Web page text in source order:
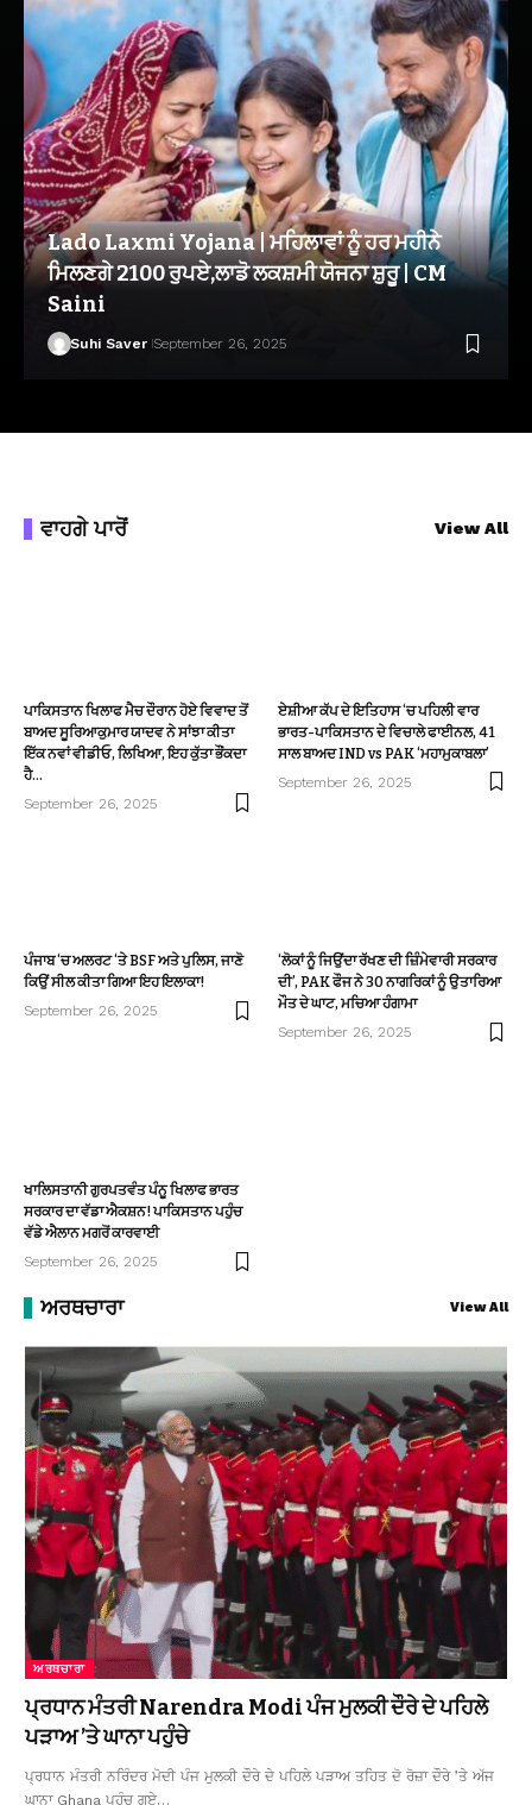
Lado Laxmi Yojana | ਮਹਿਲਾਵਾਂ ਨੂੰ ਹਰ ਮਹੀਨੇ
ਮਿਲਣਗੇ 2100 ਰੁਪਏ,ਲਾਡੋ ਲਕਸ਼ਮੀ ਯੋਜਨਾ ਸ਼ੁਰੂ | CM
Saini
Suhi Saver September 26, 2025
ਵਾਹਗੇ ਪਾਰੋਂ View All
ਪਾਕਿਸਤਾਨ ਖਿਲਾਫ ਮੈਚ ਦੌਰਾਨ ਹੋਏ ਵਿਵਾਦ ਤੋਂ
ਬਾਅਦ ਸੂਰਿਆਕੁਮਾਰ ਯਾਦਵ ਨੇ ਸਾਂਝਾ ਕੀਤਾ
ਇੱਕ ਨਵਾਂ ਵੀਡੀਓ, ਲਿਖਿਆ, ਇਹ ਕੁੱਤਾ ਭੌਂਕਦਾ
ਹੈ…
September 26, 2025
ਏਸ਼ੀਆ ਕੱਪ ਦੇ ਇਤਿਹਾਸ ‘ਚ ਪਹਿਲੀ ਵਾਰ
ਭਾਰਤ-ਪਾਕਿਸਤਾਨ ਦੇ ਵਿਚਾਲੇ ਫਾਈਨਲ, 41
ਸਾਲ ਬਾਅਦ IND vs PAK ‘ਮਹਾਮੁਕਾਬਲਾ’
September 26, 2025
ਪੰਜਾਬ ‘ਚ ਅਲਰਟ ‘ਤੇ BSF ਅਤੇ ਪੁਲਿਸ, ਜਾਣੋ
ਕਿਉਂ ਸੀਲ ਕੀਤਾ ਗਿਆ ਇਹ ਇਲਾਕਾ!
September 26, 2025
‘ਲੋਕਾਂ ਨੂੰ ਜਿਉਂਦਾ ਰੱਖਣ ਦੀ ਜ਼ਿੰਮੇਵਾਰੀ ਸਰਕਾਰ
ਦੀ’, PAK ਫੌਜ ਨੇ 30 ਨਾਗਰਿਕਾਂ ਨੂੰ ਉਤਾਰਿਆ
ਮੌਤ ਦੇ ਘਾਟ, ਮਚਿਆ ਹੰਗਾਮਾ
September 26, 2025
ਖਾਲਿਸਤਾਨੀ ਗੁਰਪਤਵੰਤ ਪੰਨੂ ਖਿਲਾਫ ਭਾਰਤ
ਸਰਕਾਰ ਦਾ ਵੱਡਾ ਐਕਸ਼ਨ! ਪਾਕਿਸਤਾਨ ਪਹੁੰਚ
ਵੱਡੇ ਐਲਾਨ ਮਗਰੋਂ ਕਾਰਵਾਈ
September 26, 2025
ਅਰਥਚਾਰਾ View All
ਅਰਥਚਾਰਾ
ਪ੍ਰਧਾਨ ਮੰਤਰੀ Narendra Modi ਪੰਜ ਮੁਲਕੀ ਦੌਰੇ ਦੇ ਪਹਿਲੇ
ਪੜਾਅ ’ਤੇ ਘਾਨਾ ਪਹੁੰਚੇ
ਪ੍ਰਧਾਨ ਮੰਤਰੀ ਨਰਿੰਦਰ ਮੋਦੀ ਪੰਜ ਮੁਲਕੀ ਦੌਰੇ ਦੇ ਪਹਿਲੇ ਪੜਾਅ ਤਹਿਤ ਦੋ ਰੋਜ਼ਾ ਦੌਰੇ ’ਤੇ ਅੱਜ
ਘਾਨਾ Ghana ਪਹੁੰਚ ਗਏ…